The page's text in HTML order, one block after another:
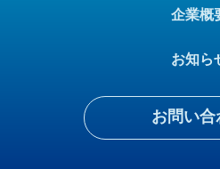
お知ら
企業概
お問い合